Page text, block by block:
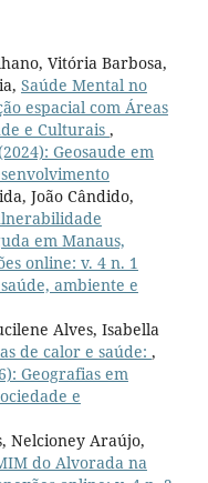
Vitória Barbosa,
Saúde Mental no
espacial com Áreas
e Culturais ,
Geosaude em
João Cândido,
em Manaus,
online: v. 4 n. 1
ambiente e
Alves, Isabella
de calor e saúde: ,
Geografias em
e
Nelcioney Araújo,
do Alvorada na